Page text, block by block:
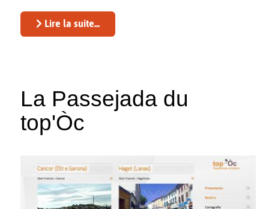
Lire la suite...
La Passejada du
top'Òc